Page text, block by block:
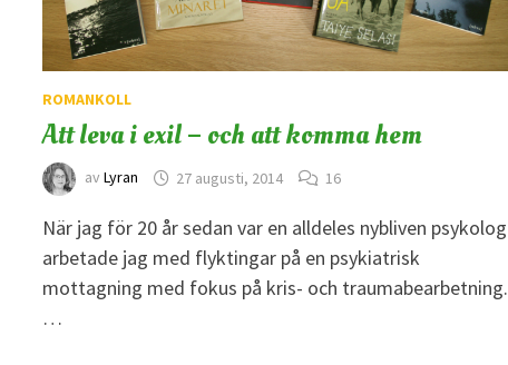
ROMANKOLL
Att leva i exil – och att komma hem
avLyran 27 augusti, 2014 16
När jag för 20 år sedan var en alldeles nybliven psykolog
arbetade jag med flyktingar på en psykiatrisk
mottagning med fokus på kris- och traumabearbetning.
…